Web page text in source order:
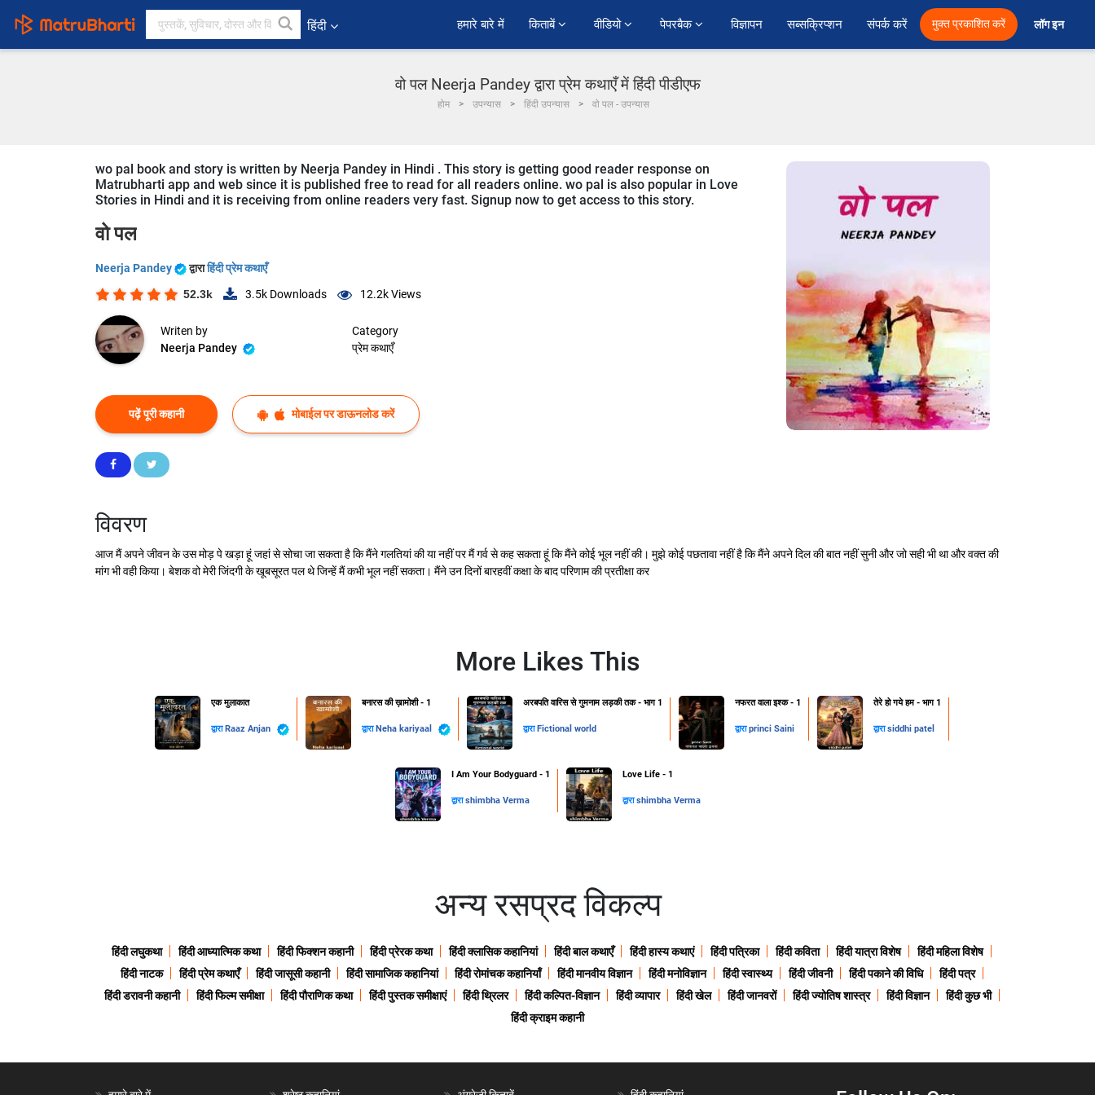
हिंदी हमारे बारे में किताबें वीडियो पेपरबैक विज्ञापन सब्सक्रिप्शन संपर्क करें मुक्त प्रकाशित करें लॉग इन
वो पल Neerja Pandey द्वारा प्रेम कथाएँ में हिंदी पीडीएफ
होम उपन्यास हिंदी उपन्यास वो पल - उपन्यास
wo pal book and story is written by Neerja Pandey in Hindi . This story is getting good reader response on
Matrubharti app and web since it is published free to read for all readers online. wo pal is also popular in Love
Stories in Hindi and it is receiving from online readers very fast. Signup now to get access to this story.
वो पल
Neerja Pandey द्वाराहिंदी प्रेम कथाएँ
52.3k 3.5k Downloads 12.2kViews
Writen by
Neerja Pandey
Category
प्रेम कथाएँ
पढ़ें पूरी कहानी मोबाईल पर डाऊनलोड करें
विवरण
आज मैं अपने जीवन के उस मोड़ पे खड़ा हूं जहां से सोचा जा सकता है कि मैंने गलतियां की या नहीं पर मैं गर्व से कह सकता हूं कि मैंने कोई भूल नहीं की। मुझे कोई पछतावा नहीं है कि मैंने अपने दिल की बात नहीं सुनी और जो सही भी था और वक्त की
मांग भी वही किया। बेशक वो मेरी जिंदगी के खूबसूरत पल थे जिन्हें मैं कभी भूल नहीं सकता। मैंने उन दिनों बारहवीं कक्षा के बाद परिणाम की प्रतीक्षा कर
More Likes This
एक मुलाकात
द्वारा Raaz Anjan
बनारस की ख़ामोशी - 1
द्वारा Neha kariyaal
अरबपति वारिस से गुमनाम लड़की तक - भाग 1
द्वारा Fictional world
नफरत वाला इश्क - 1
द्वाराprinci Saini
तेरे हो गये हम - भाग 1
द्वाराsiddhi patel
I Am Your Bodyguard - 1
द्वाराshimbha Verma
Love Life - 1
द्वाराshimbha Verma
अन्य रसप्रद विकल्प
हिंदी लघुकथा हिंदी आध्यात्मिक कथा हिंदी फिक्शन कहानी हिंदी प्रेरक कथा हिंदी क्लासिक कहानियां हिंदी बाल कथाएँ हिंदी हास्य कथाएं हिंदी पत्रिका हिंदी कविता हिंदी यात्रा विशेष
हिंदी महिला विशेष
हिंदी नाटक
हिंदी प्रेम कथाएँ हिंदी जासूसी कहानी हिंदी सामाजिक कहानियां हिंदी रोमांचक कहानियाँ हिंदी मानवीय विज्ञान हिंदी मनोविज्ञान हिंदी स्वास्थ्य हिंदी जीवनी हिंदी पकाने की विधि
हिंदी पत्र
हिंदी डरावनी कहानी
हिंदी फिल्म समीक्षा हिंदी पौराणिक कथा हिंदी पुस्तक समीक्षाएं हिंदी थ्रिलर हिंदी कल्पित-विज्ञान हिंदी व्यापार हिंदी खेल हिंदी जानवरों हिंदी ज्योतिष शास्त्र हिंदी विज्ञान
हिंदी कुछ भी
हिंदी क्राइम कहानी